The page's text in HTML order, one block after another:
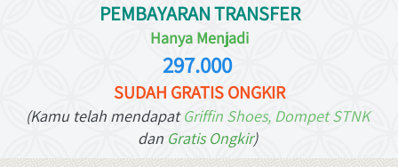
PEMBAYARAN TRANSFER
Hanya Menjadi
297.000
SUDAH GRATIS ONGKIR
(Kamu telah mendapat
Griffin Shoes, Dompet STNK
dan Gratis Ongkir)